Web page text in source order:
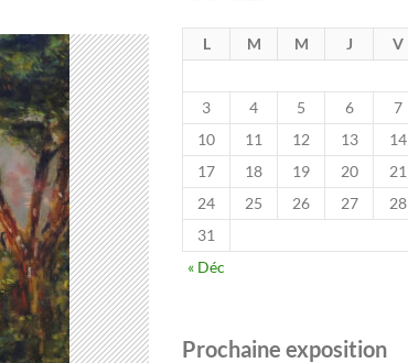
L M M J V
3
4 5 6 7
10
11 12 13 14
17
18 19 20 21
24
25 26 27 28
31
« Déc
Prochaine exposition